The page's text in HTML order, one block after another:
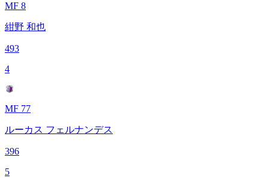
MF 8
紺野 和也
493
4
MF 77
ルーカス フェルナンデス
396
5